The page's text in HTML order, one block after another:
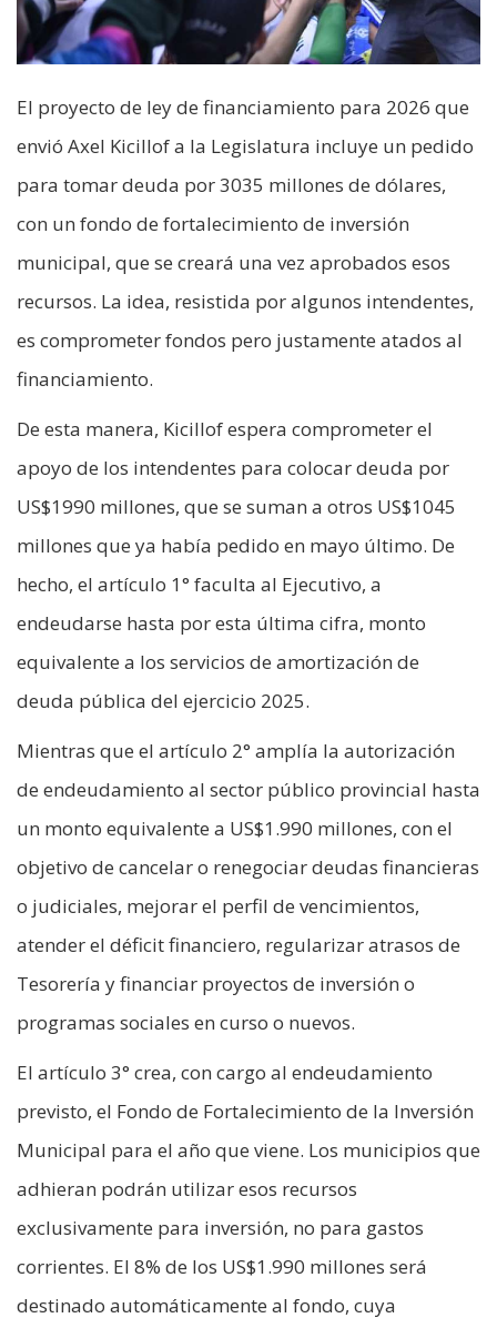
El proyecto de ley de financiamiento para 2026 que
envió Axel Kicillof a la Legislatura incluye un pedido
para tomar deuda por 3035 millones de dólares,
con un fondo de fortalecimiento de inversión
municipal, que se creará una vez aprobados esos
recursos. La idea, resistida por algunos intendentes,
es comprometer fondos pero justamente atados al
financiamiento.
De esta manera, Kicillof espera comprometer el
apoyo de los intendentes para colocar deuda por
US$1990 millones, que se suman a otros US$1045
millones que ya había pedido en mayo último. De
hecho, el artículo 1° faculta al Ejecutivo, a
endeudarse hasta por esta última cifra, monto
equivalente a los servicios de amortización de
deuda pública del ejercicio 2025.
Mientras que el artículo 2° amplía la autorización
de endeudamiento al sector público provincial hasta
un monto equivalente a US$1.990 millones, con el
objetivo de cancelar o renegociar deudas financieras
o judiciales, mejorar el perfil de vencimientos,
atender el déficit financiero, regularizar atrasos de
Tesorería y financiar proyectos de inversión o
programas sociales en curso o nuevos.
El artículo 3° crea, con cargo al endeudamiento
previsto, el Fondo de Fortalecimiento de la Inversión
Municipal para el año que viene. Los municipios que
adhieran podrán utilizar esos recursos
exclusivamente para inversión, no para gastos
corrientes. El 8% de los US$1.990 millones será
destinado automáticamente al fondo, cuya